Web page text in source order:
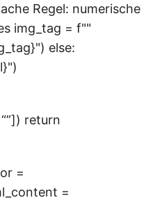
Regel: numerische
img_tag = f""
") else:
")
”]) return
=
=